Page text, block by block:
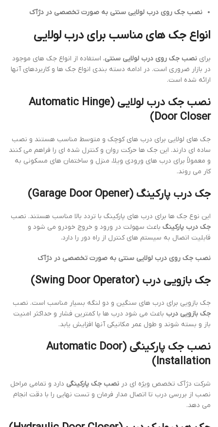
نصب جک روی درب لولایی سنتی به صورت تخصصی در دژآک
انواع جک های مناسب برای درب لولایی
برای نصب جک روی درب لولایی سنتی، استفاده از انواع جک های موجود
در بازار ضروری است. در ادامه دسته بندی انواع جک ها و کاربردهای آنها
ارائه شده است.
نصب جک درب لولایی (Automatic Hinge
Door Closer)
جک های لولایی برای درب های کوچک و متوسط مناسب هستند و نصب
ساده ای دارند. این جک ها حرکت روان و کنترل شده ای را فراهم می کنند
و معمولاً برای درب های ورودی ویلا، منزل و ساختمان های مسکونی به
کار می روند.
جک درب پارکینگ (Garage Door Opener)
این نوع جک ها برای درب های پارکینگ با تردد بالا مناسب هستند. نصب
جک درب پارکینگ باعث سهولت در ورود و خروج خودرو می شود و
قابلیت اتصال به سیستم های کنترل از راه دور را دارد.
نصب جک روی درب لولایی سنتی به صورت تخصصی در دژآک
جک بازویی درب (Swing Door Operator)
جک بازویی برای درب های سنگین و دو لنگه بسیار مناسب است. نصب
جک بازویی درب باعث می شود درب ها با کمترین فشار و حداکثر امنیت
باز و بسته شوند و طول عمر مکانیکی آنها افزایش یابد.
نصب جک پارکینگی (Automatic Door
Installation)
شرکت دژآک تخصص ویژه ای در نصب جک پارکینگی دارد و تمامی مراحل
نصب از بررسی درب تا اتصال مدار فرمان و تست نهایی را با دقت انجام
می دهد.